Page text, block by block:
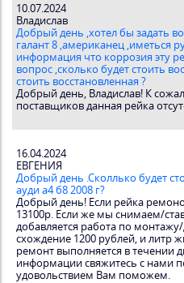
10.07.2024
Владислав
Добрый день ,хотел бы задать
галант 8 ,американец ,иметься
информация что коррозия эту
вопрос ,сколько будет стоить
стоить восстановленная ?
Добрый день, Владислав! К
поставщиков данная рейка
16.04.2024
ЕВГЕНИЯ
Добрый день .Сколлько будет
ауди а4 б8 2008 г?
Добрый день! Если рейка
13100р. Если же мы снимаем/
добавляется работа по
схождение 1200 рублей, и литр
ремонт выполняется в течении
информации свяжитесь с нами
удовольствием Вам поможем.